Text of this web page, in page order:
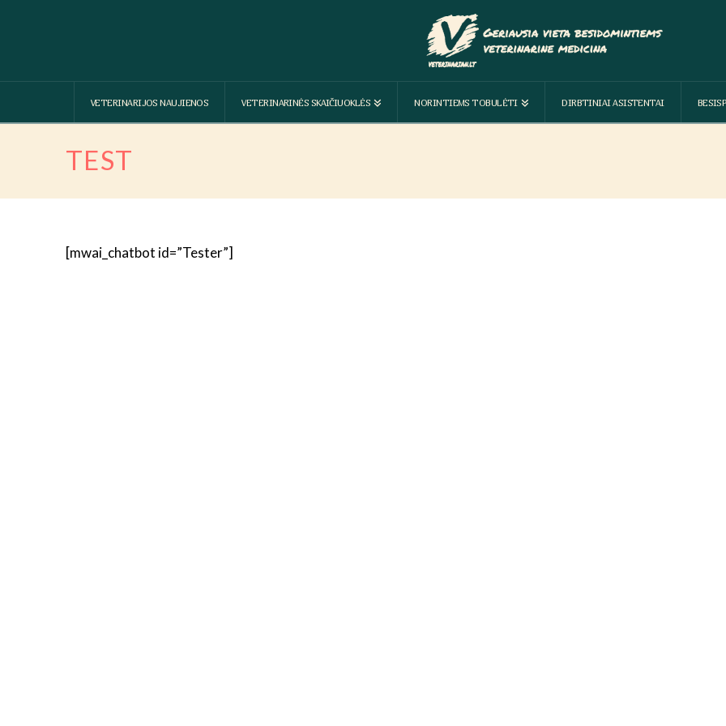
VETERINARIJOS NAUJIENOS VETERINARINĖS SKAIČIUOKLĖS NORINTIEMS TOBULĖTI DIRBTINIAI ASISTENTAI
TEST
[mwai_chatbot id=”Tester”]